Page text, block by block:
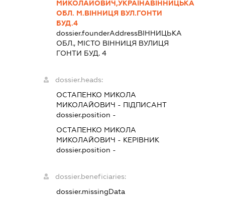
МИКОЛАЙОВИЧ,УКРАЇНАВІННИЦЬКА
ОБЛ. М.ВІННИЦЯ ВУЛ.ГОНТИ
БУД.4
dossier.founderAddressВІННИЦЬКА
ОБЛ., МІСТО ВІННИЦЯ ВУЛИЦЯ
ГОНТИ БУД. 4
dossier.heads:
ОСТАПЕНКО МИКОЛА
МИКОЛАЙОВИЧ - ПІДПИСАНТ
dossier.position -
ОСТАПЕНКО МИКОЛА
МИКОЛАЙОВИЧ - КЕРІВНИК
dossier.position -
dossier.beneficiaries:
dossier.missingData